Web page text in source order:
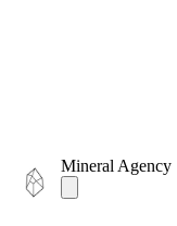
Mineral Agency